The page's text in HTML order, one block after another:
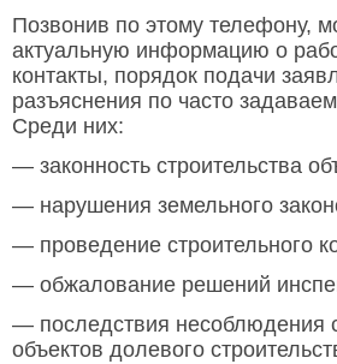
Позвонив по этому телефону,
актуальную информацию о
контакты, порядок подачи
разъяснения по часто
Среди них:
— законность строительства
— нарушения земельного
— проведение строительного
— обжалование решений
— последствия несоблюдения
объектов долевого